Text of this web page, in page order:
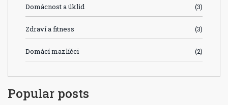
Domácnost a úklid (3)
Zdraví a fitness (3)
Domácí mazlíčci (2)
Popular posts